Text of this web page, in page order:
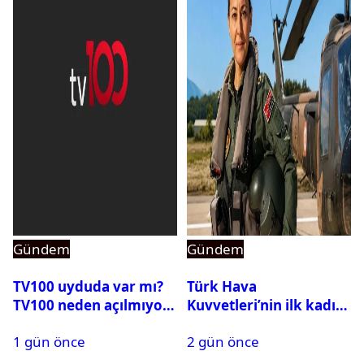
Gündem
TV100 uyduda var mı?
TV100 neden açılmıyor?
1 gün önce
Gündem
Türk Hava
Kuvvetleri’nin ilk kadın
Karapınar hakkında
2 gün önce